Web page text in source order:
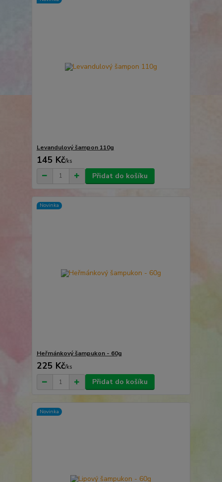
Levandulový šampon 110g
145 Kč/ks
Přidat do košíku
Novinka
Heřmánkový šampukon - 60g
225 Kč/ks
Přidat do košíku
Novinka